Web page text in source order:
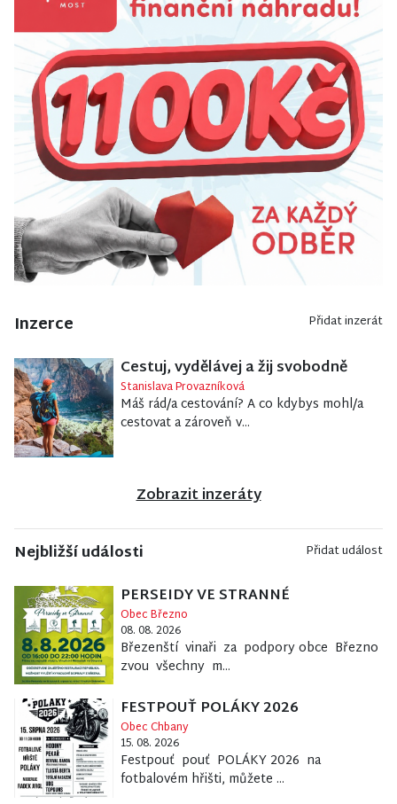
Inzerce Přidat inzerát
Cestuj, vydělávej a žij svobodně
Stanislava Provazníková
Máš rád/a cestování? A co kdybys mohl/a
cestovat a zároveň v...
Zobrazit inzeráty
Nejbližší události Přidat událost
PERSEIDY VE STRANNÉ
Obec Březno
08. 08. 2026
Březenští vinaři za podpory obce Březno
zvou všechny m...
FESTPOUŤ POLÁKY 2026
Obec Chbany
15. 08. 2026
Festpouť pouť POLÁKY 2026 na
fotbalovém hřišti, můžete ...